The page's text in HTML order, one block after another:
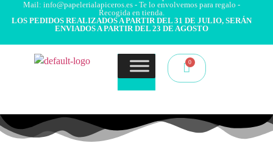
Mail: info@papelerialapiceros.es - Te lo envolvemos para regalo -
Recogida en tienda.
LOS PEDIDOS REALIZADOS A PARTIR DEL 31 DE JULIO, SERÁN
ENVIADOS A PARTIR DEL 23 DE AGOSTO